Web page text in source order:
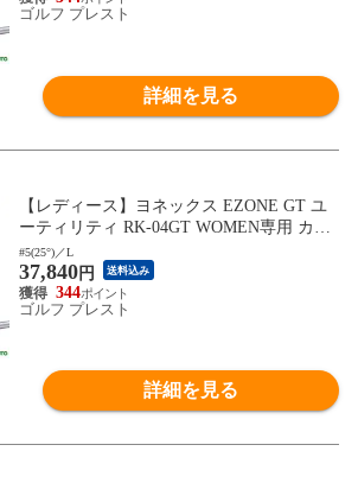
ゴルフ プレスト
詳細を見る
【レディース】ヨネックス EZONE GT ユ
ーティリティ RK-04GT WOMEN専用 カー
ボンシャフト 2024年モデル [YONEX EZO
NE GT][イーゾーンジーティー]
#5(25°)／L
37,840円 送料込み
344
ゴルフ プレスト
詳細を見る